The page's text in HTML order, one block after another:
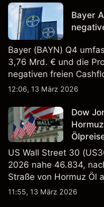
Bayer
Bayer (BAYN) Q4
3,76 Mrd. € und die
negativen freien
EBITDA von 9,6–10,1
verlässlicher Indikator
12:06, 13 März 2026
Dow
US Wall Street 30
2026 nahe 46.834,
Straße von Hormuz Öl
und die US-
11:55, 13 März 2026